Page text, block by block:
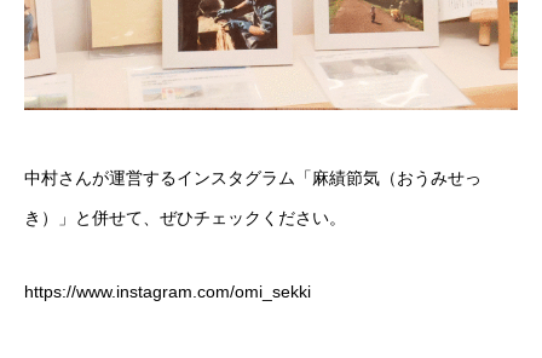
中村さんが運営するインスタグラム「麻績節気（おうみせっ
き）」と併せて、ぜひチェックください。
https://www.instagram.com/omi_sekki